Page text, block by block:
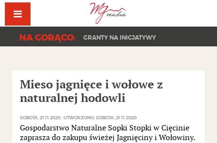
NA GORĄCO: GRANTY NA INICJATYWY
Mieso jagnięce i wołowe z
naturalnej hodowli
SOBOTA, 21 11 2020 UTWORZONO: SOBOTA, 21 11 2020
Gospodarstwo Naturalne Sopki Stopki w Cięcinie
zaprasza do zakupu świeżej Jagnięciny i Wołowiny.